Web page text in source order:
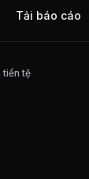
Tải báo cáo
tiền tệ